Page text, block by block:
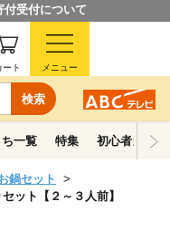
受付について
検索
ート メニュー
ち一覧 特集 初心者ガイド
鍋セット
ット【２～３人前】